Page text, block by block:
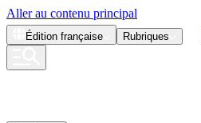
Aller au contenu principal
Édition française Rubriques